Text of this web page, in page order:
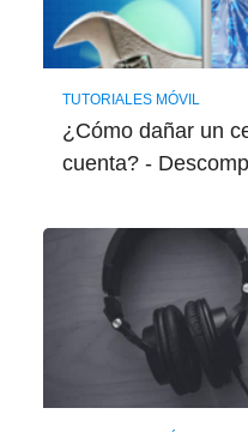
TUTORIALES MÓVIL
¿Cómo dañar un
cuenta? -